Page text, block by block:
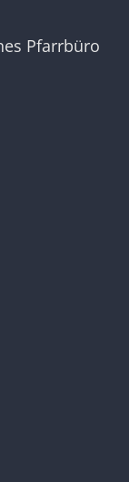
Pfarrbüro